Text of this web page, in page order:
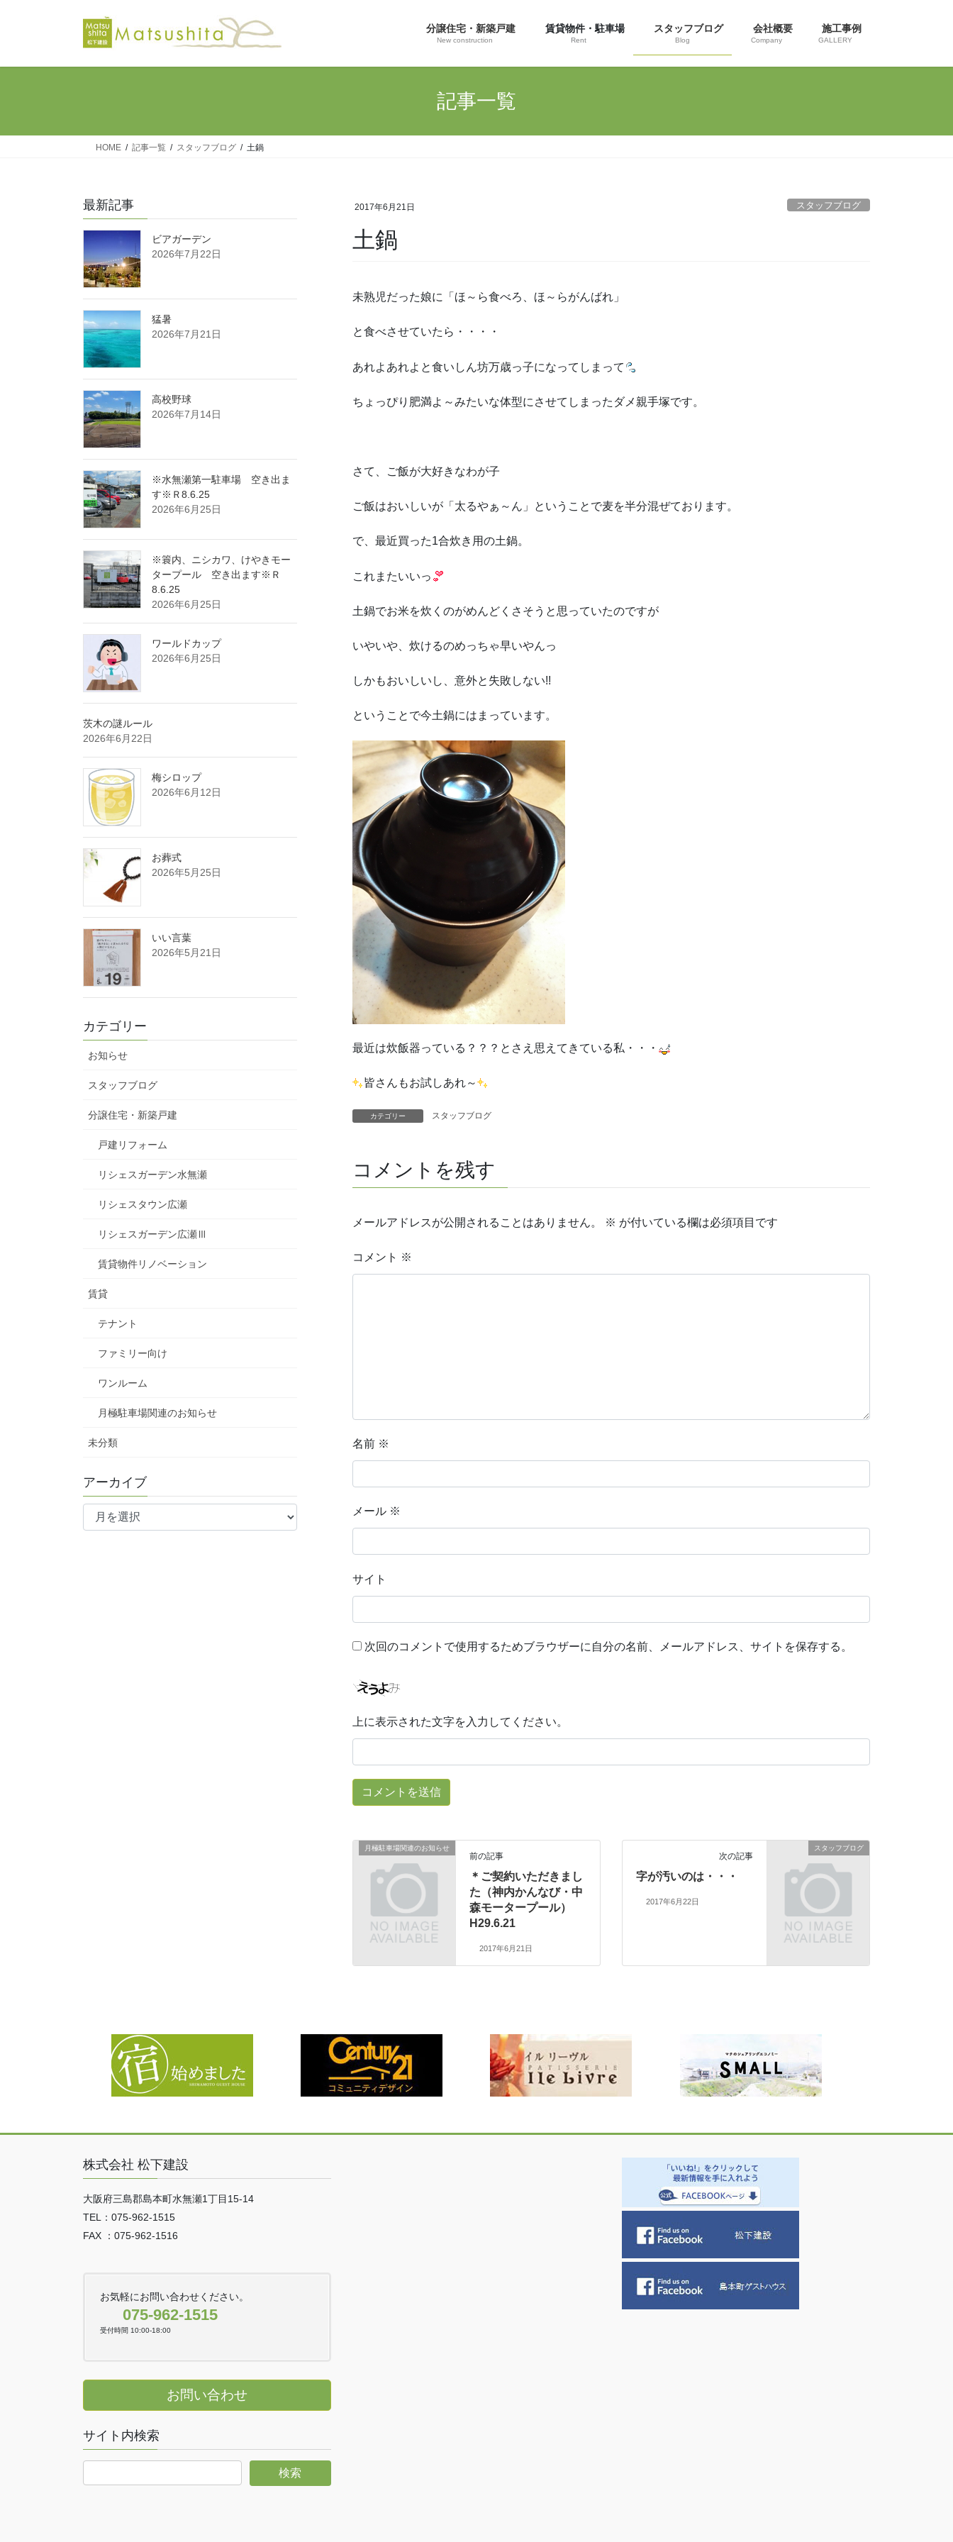
分譲住宅・新築戸建
New construction
賃貸物件・駐車場
Rent
スタッフブログ
Blog
会社概要
Company
施工事例
GALLERY
記事一覧
HOME 記事一覧 スタッフブログ 土鍋
2017年6月21日 スタッフブログ
土鍋
未熟児だった娘に「ほ～ら食べろ、ほ～らがんばれ」
と食べさせていたら・・・・
あれよあれよと食いしん坊万歳っ子になってしまって
ちょっぴり肥満よ～みたいな体型にさせてしまったダメ親手塚です。
さて、ご飯が大好きなわが子
ご飯はおいしいが「太るやぁ～ん」ということで麦を半分混ぜております。
で、最近買った1合炊き用の土鍋。
これまたいいっ
土鍋でお米を炊くのがめんどくさそうと思っていたのですが
いやいや、炊けるのめっちゃ早いやんっ
しかもおいしいし、意外と失敗しない!!
ということで今土鍋にはまっています。
最近は炊飯器っている？？？とさえ思えてきている私・・・
皆さんもお試しあれ～
カテゴリー スタッフブログ
コメントを残す
メールアドレスが公開されることはありません。 ※ が付いている欄は必須項目です
コメント ※
名前 ※
メール ※
サイト
次回のコメントで使用するためブラウザーに自分の名前、メールアドレス、サイトを保存する。
上に表示された文字を入力してください。
月極駐車場関連のお知らせ
前の記事
＊ご契約いただきまし
た（神内かんなび・中
森モータープール）
H29.6.21
2017年6月21日
スタッフブログ
次の記事
字が汚いのは・・・
2017年6月22日
最新記事
ビアガーデン
2026年7月22日
猛暑
2026年7月21日
高校野球
2026年7月14日
※水無瀬第一駐車場 空き出ま
す※Ｒ8.6.25
2026年6月25日
※簑内、ニシカワ、けやきモー
タープール 空き出ます※Ｒ
8.6.25
2026年6月25日
ワールドカップ
2026年6月25日
茨木の謎ルール
2026年6月22日
梅シロップ
2026年6月12日
お葬式
2026年5月25日
いい言葉
2026年5月21日
カテゴリー
お知らせ
スタッフブログ
分譲住宅・新築戸建
戸建リフォーム
リシェスガーデン水無瀬
リシェスタウン広瀬
リシェスガーデン広瀬Ⅲ
賃貸物件リノベーション
賃貸
テナント
ファミリー向け
ワンルーム
月極駐車場関連のお知らせ
未分類
アーカイブ
ア
株式会社 松下建設
大阪府三島郡島本町水無瀬1丁目15-14
TEL：075-962-1515
FAX ：075-962-1516
お気軽にお問い合わせください。
075-962-1515
受付時間 10:00-18:00
お問い合わせ
サイト内検索